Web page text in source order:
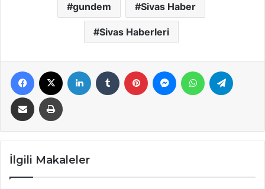
gundem Sivas Haber
Sivas Haberleri
Facebook LinkedIn Tumblr Pinterest MessengerWhatsApp
E-Posta ile paylaş Yazdır
İlgili Makaleler